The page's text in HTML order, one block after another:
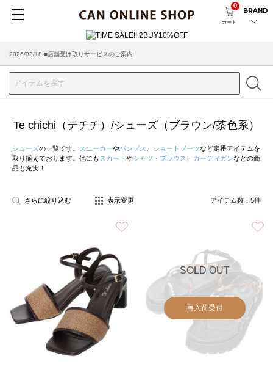
カート
0
BRAND
2026/03/18 ■店舗受け取りサービスのご案内
Te chichi（テチチ）/シューズ（ブラウン/茶色系）
シューズの一覧です。 スニーカーやパンプス ショートブーツなど定番アイテムを
取り揃えております。他にも スカート やシャツ・ブラウス カーディガンなどの商
品も充実！
さらに絞り込む 表示変更 アイテム数： 5件
SOLD OUT
再入荷受付